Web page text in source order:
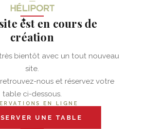
✦
est en cours de
création
bientôt avec un tout nouveau
site.
nous et réservez votre
table ci-dessous.
EN LIGNE
UNE TABLE